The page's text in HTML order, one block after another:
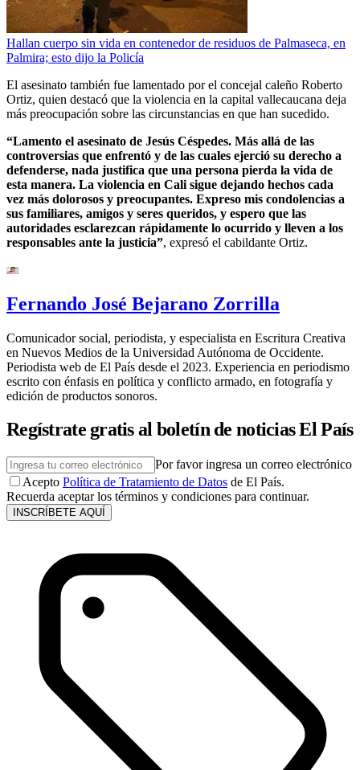
Hallan cuerpo sin vida en contenedor de residuos de Palmaseca, en
Palmira; esto dijo la Policía
El asesinato también fue lamentado por el concejal caleño Roberto
Ortiz, quien destacó que la violencia en la capital vallecaucana deja
más preocupación sobre las circunstancias en que han sucedido.
“Lamento el asesinato de Jesús Céspedes. Más allá de las
controversias que enfrentó y de las cuales ejerció su derecho a
defenderse, nada justifica que una persona pierda la vida de
esta manera. La violencia en Cali sigue dejando hechos cada
vez más dolorosos y preocupantes. Expreso mis condolencias a
sus familiares, amigos y seres queridos, y espero que las
autoridades esclarezcan rápidamente lo ocurrido y lleven a los
responsables ante la justicia”, expresó el cabildante Ortiz.
Fernando José Bejarano Zorrilla
Comunicador social, periodista, y especialista en Escritura Creativa
en Nuevos Medios de la Universidad Autónoma de Occidente.
Periodista web de El País desde el 2023. Experiencia en periodismo
escrito con énfasis en política y conflicto armado, en fotografía y
edición de productos sonoros.
Regístrate gratis al boletín de noticias El País
Por favor ingresa un correo electrónico
Acepto Política de Tratamiento de Datos de El País.
Recuerda aceptar los términos y condiciones para continuar.
INSCRÍBETE AQUÍ